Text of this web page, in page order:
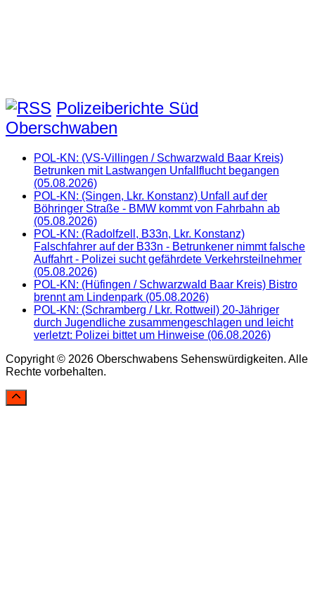
Polizeiberichte Süd
Oberschwaben
POL-KN: (VS-Villingen / Schwarzwald Baar Kreis)
Betrunken mit Lastwangen Unfallflucht begangen
(05.08.2026)
POL-KN: (Singen, Lkr. Konstanz) Unfall auf der
Böhringer Straße - BMW kommt von Fahrbahn ab
(05.08.2026)
POL-KN: (Radolfzell, B33n, Lkr. Konstanz)
Falschfahrer auf der B33n - Betrunkener nimmt falsche
Auffahrt - Polizei sucht gefährdete Verkehrsteilnehmer
(05.08.2026)
POL-KN: (Hüfingen / Schwarzwald Baar Kreis) Bistro
brennt am Lindenpark (05.08.2026)
POL-KN: (Schramberg / Lkr. Rottweil) 20-Jähriger
durch Jugendliche zusammengeschlagen und leicht
verletzt: Polizei bittet um Hinweise (06.08.2026)
Copyright © 2026 Oberschwabens Sehenswürdigkeiten. Alle
Rechte vorbehalten.